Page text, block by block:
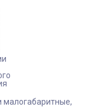
малогабаритные